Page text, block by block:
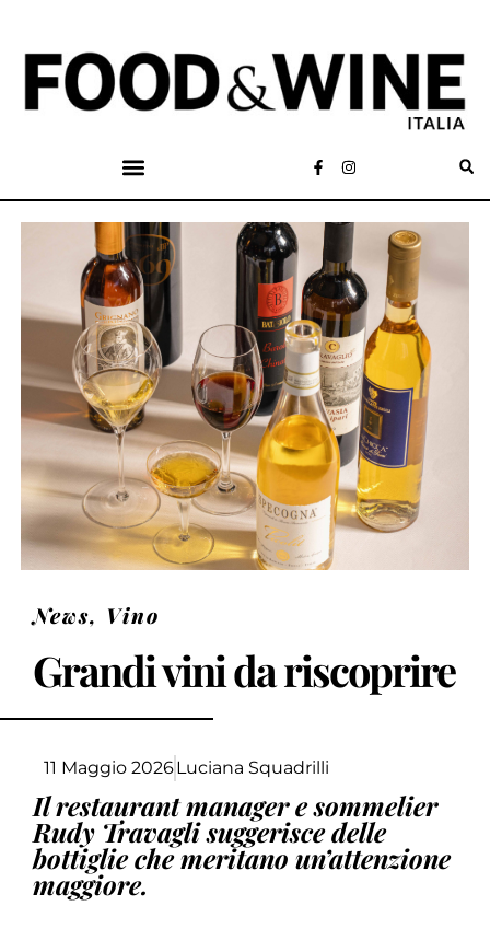
News, Vino
Grandi vini da riscoprire
11 Maggio 2026Luciana Squadrilli
Il restaurant manager e sommelier
Rudy Travagli suggerisce delle
bottiglie che meritano un’attenzione
maggiore.